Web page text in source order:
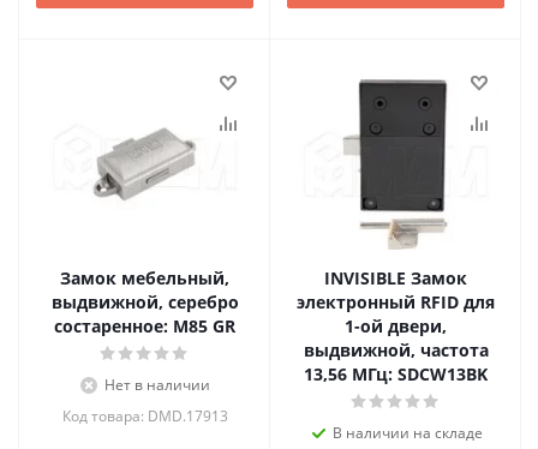
Замок мебельный,
выдвижной, серебро
состаренное: M85 GR
Нет в наличии
Код товара: DMD.17913
INVISIBLE Замок
электронный RFID для
1-ой двери,
выдвижной, частота
13,56 МГц: SDCW13BK
В наличии на складе